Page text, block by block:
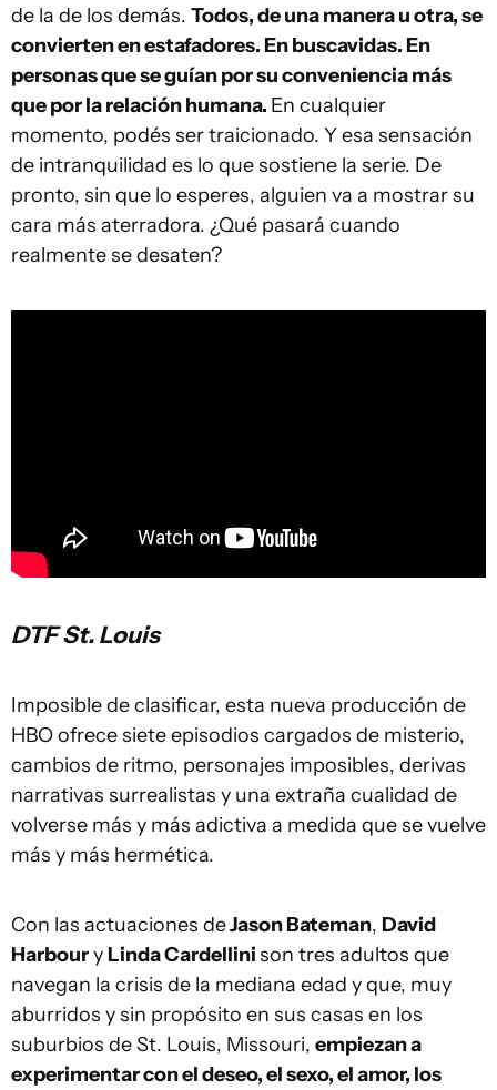
de la de los demás. Todos, de una manera u otra, se
convierten en estafadores. En buscavidas. En
personas que se guían por su conveniencia más
que por la relación humana. En cualquier
momento, podés ser traicionado. Y esa sensación
de intranquilidad es lo que sostiene la serie. De
pronto, sin que lo esperes, alguien va a mostrar su
cara más aterradora. ¿Qué pasará cuando
realmente se desaten?
DTF St. Louis
Imposible de clasificar, esta nueva producción de
HBO ofrece siete episodios cargados de misterio,
cambios de ritmo, personajes imposibles, derivas
narrativas surrealistas y una extraña cualidad de
volverse más y más adictiva a medida que se vuelve
más y más hermética.
Con las actuaciones deJason Bateman, David
Harboury Linda Cardellinison tres adultos que
navegan la crisis de la mediana edad y que, muy
aburridos y sin propósito en sus casas en los
suburbios de St. Louis, Missouri, empiezan a
experimentar con el deseo, el sexo, el amor, los